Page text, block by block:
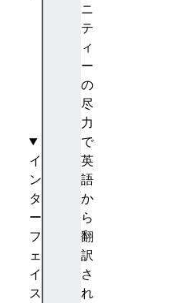
ニ
テ
ィ
ー
の
尽
力
で
英
語
か
ら
翻
訳
さ
れ
イ
ン
タ
ー
フ
ェ
イ
ス